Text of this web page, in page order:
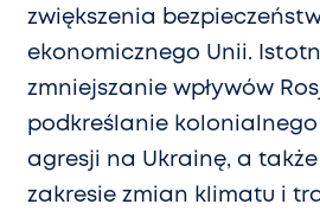
zwiększenia
ekonomicznego Unii.
zmniejszanie wpływów
podkreślanie
agresji na Ukrainę, a
zakresie zmian klimatu i